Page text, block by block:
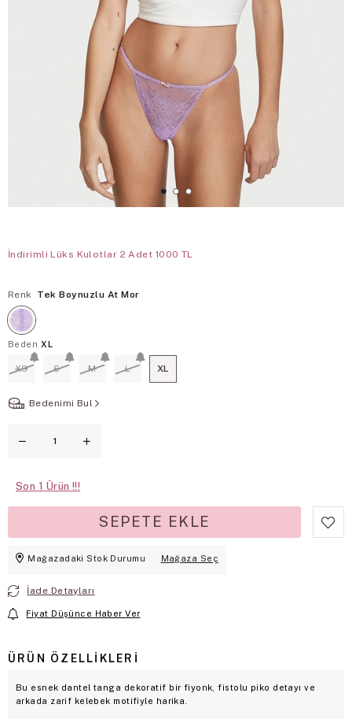
İndirimli Lüks Kulotlar 2 Adet 1000 TL
Renk Tek Boynuzlu At Mor
Beden XL
XS S M L XL
Bedenimi Bul
Son 1
Mağazadaki Stok Durumu Mağaza Seç
İade Detayları
Fiyat Düşünce Haber Ver
ÜRÜN ÖZELLIKLERI
Bu esnek dantel tanga dekoratif bir fiyonk, fistolu piko detayı ve
arkada zarif kelebek motifiyle harika.